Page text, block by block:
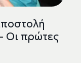
Οι πρώτες